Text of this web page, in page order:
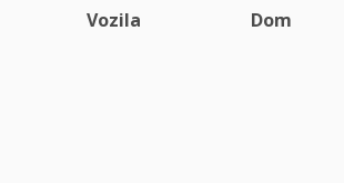
Vozila Dom